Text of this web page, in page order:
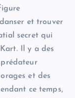
et trouver
secret qui
Il y a des
et des
ce temps,